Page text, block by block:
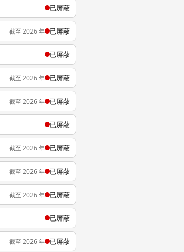
已屏蔽
截至 2026 年 已屏蔽
已屏蔽
截至 2026 年 已屏蔽
截至 2026 年 已屏蔽
已屏蔽
截至 2026 年 已屏蔽
截至 2026 年 已屏蔽
截至 2026 年 已屏蔽
已屏蔽
截至 2026 年 已屏蔽